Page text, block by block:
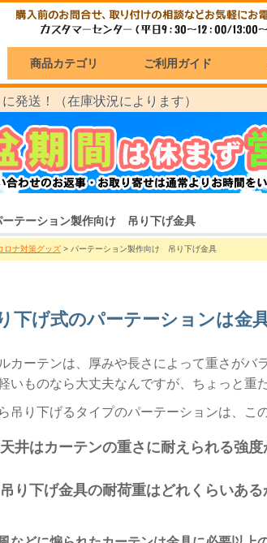
商品カテゴリ ご利用ガイド
に発送！（在庫状況によります）
ーテーション製作向け 吊り下げ金具
ロナ対策グッズ > パーテーション製作向け 吊り下げ金具
下げ式のパーテーションは金
カーテンは、厚みや長さによって重さがバ
いものなら大丈夫なんですが、ちょっと重
吊り下げるタイプのパーテーションは、こ
井はカーテンの重さに耐えられる強度
り下げ金具の耐荷重はどれくらいある